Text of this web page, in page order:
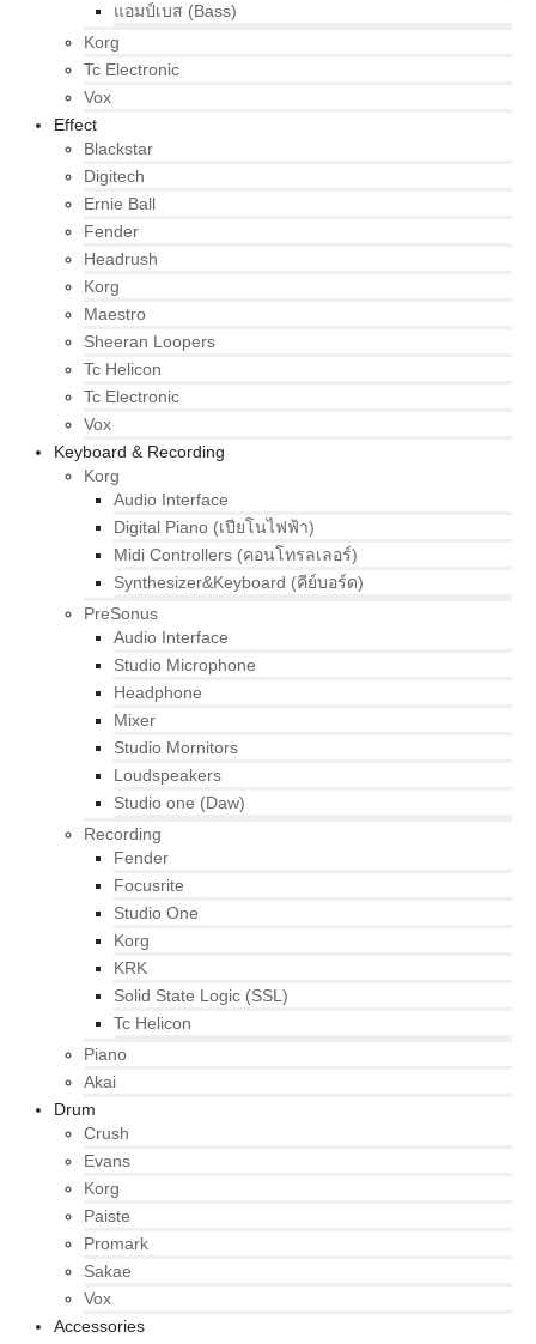
แอมป์เบส (Bass)
Korg
Tc Electronic
Vox
Effect
Blackstar
Digitech
Ernie Ball
Fender
Headrush
Korg
Maestro
Sheeran Loopers
Tc Helicon
Tc Electronic
Vox
Keyboard & Recording
Korg
Audio Interface
Digital Piano (เปียโนไฟฟ้า)
Midi Controllers (คอนโทรลเลอร์)
Synthesizer&Keyboard (คีย์บอร์ด)
PreSonus
Audio Interface
Studio Microphone
Headphone
Mixer
Studio Mornitors
Loudspeakers
Studio one (Daw)
Recording
Fender
Focusrite
Studio One
Korg
KRK
Solid State Logic (SSL)
Tc Helicon
Piano
Akai
Drum
Crush
Evans
Korg
Paiste
Promark
Sakae
Vox
Accessories